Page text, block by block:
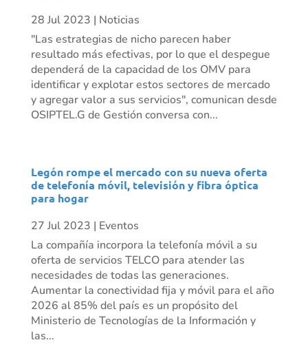
28 Jul 2023 | Noticias
"Las estrategias de nicho parecen haber
resultado más efectivas, por lo que el despegue
dependerá de la capacidad de los OMV para
identificar y explotar estos sectores de mercado
y agregar valor a sus servicios", comunican desde
OSIPTEL.G de Gestión conversa con...
Legón rompe el mercado con su nueva oferta
de telefonía móvil, televisión y fibra óptica
para hogar
27 Jul 2023 | Eventos
La compañía incorpora la telefonía móvil a su
oferta de servicios TELCO para atender las
necesidades de todas las generaciones.
Aumentar la conectividad fija y móvil para el año
2026 al 85% del país es un propósito del
Ministerio de Tecnologías de la Información y
las...